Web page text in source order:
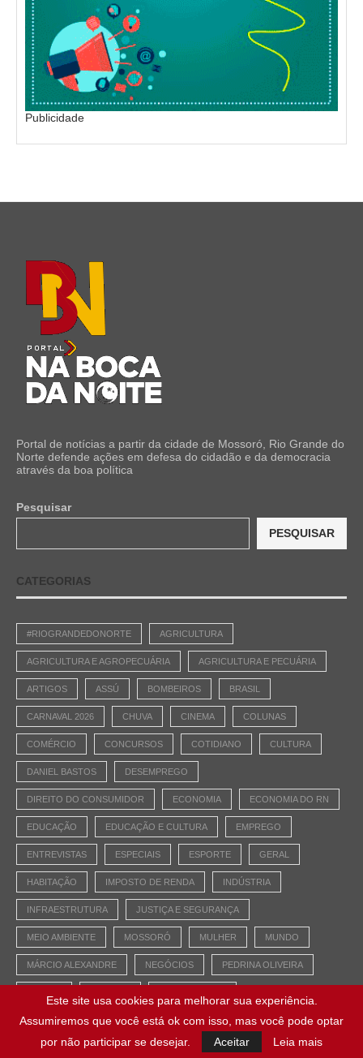
Publicidade
Portal de notícias a partir da cidade de Mossoró, Rio Grande do
Norte defende ações em defesa do cidadão e da democracia
através da boa política
Pesquisar
PESQUISAR
CATEGORIAS
#RIOGRANDEDONORTE AGRICULTURA
AGRICULTURA E AGROPECUÁRIA AGRICULTURA E PECUÁRIA
ARTIGOS ASSÚ BOMBEIROS BRASIL
CARNAVAL 2026 CHUVA CINEMA COLUNAS
COMÉRCIO CONCURSOS COTIDIANO CULTURA
DANIEL BASTOS DESEMPREGO
DIREITO DO CONSUMIDOR ECONOMIA ECONOMIA DO RN
EDUCAÇÃO EDUCAÇÃO E CULTURA EMPREGO
ENTREVISTAS ESPECIAIS ESPORTE GERAL
HABITAÇÃO IMPOSTO DE RENDA INDÚSTRIA
INFRAESTRUTURA JUSTIÇA E SEGURANÇA
MEIO AMBIENTE MOSSORÓ MULHER MUNDO
MÁRCIO ALEXANDRE NEGÓCIOS PEDRINA OLIVEIRA
RIO GRANDE DO NORTE SAÚDE SEGURANÇA PÚBLICA
SERRA DO MEL SÃO JOÃO TECNOLOGIA TURISMO
Este site usa cookies para melhorar sua experiência.
Assumiremos que você está ok com isso, mas você pode optar
por não participar se desejar.
Aceitar Leia mais